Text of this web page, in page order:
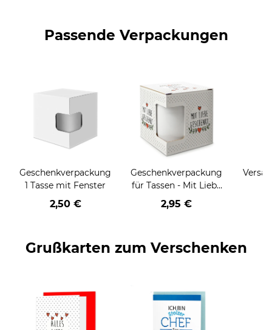
Passende Verpackungen
Geschenkverpackung
1 Tasse mit Fenster
2,50 €
Geschenkverpackung
für Tassen - Mit Liebe
geschenkt
2,95 €
Grußkarten zum Verschenken